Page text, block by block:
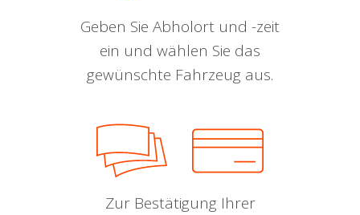
Geben Sie Abholort und -zeit
ein und wählen Sie das
gewünschte Fahrzeug aus.
Zur Bestätigung Ihrer